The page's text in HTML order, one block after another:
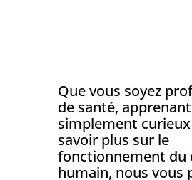
Que vous soyez
de santé,
simplement
savoir plus sur le
fonctionnement du
humain, nous vous